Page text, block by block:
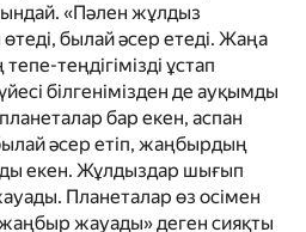
«Пәлен жұлдыз
былай әсер етеді. Жаңа
теңдігімізді ұстап
білгенімізден де ауқымды
бар екен, аспан
әсер етіп, жаңбырдың
екен. Жұлдыздар шығып
Планеталар өз осімен
жауады» деген сияқты